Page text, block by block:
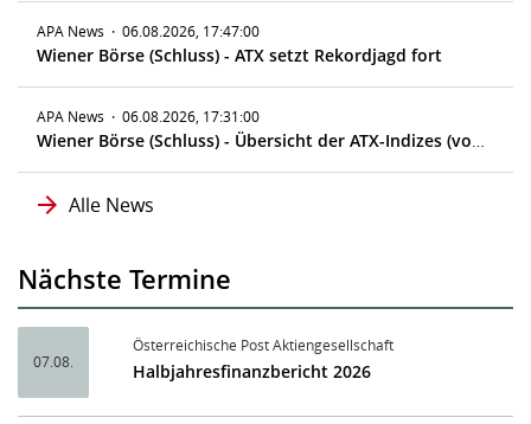
APA News · 06.08.2026, 17:47:00
Wiener Börse (Schluss) - ATX setzt Rekordjagd fort
APA News · 06.08.2026, 17:31:00
Wiener Börse (Schluss) - Übersicht der ATX-Indizes (vorläufig)
Alle News
Nächste Termine
07.08.
Österreichische Post Aktiengesellschaft
Halbjahresfinanzbericht 2026